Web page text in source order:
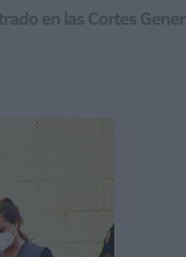
en las Cortes